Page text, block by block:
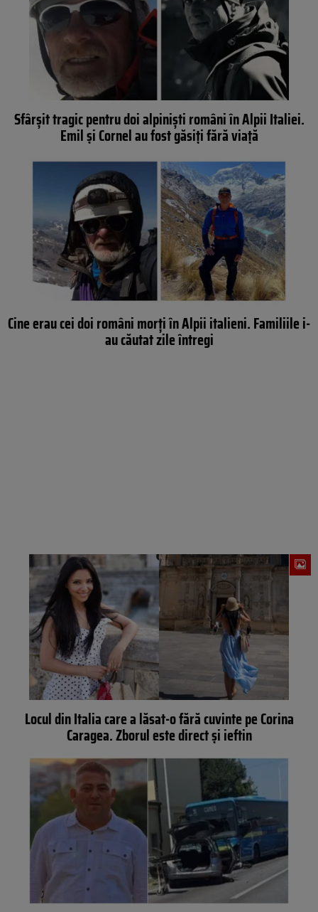
Sfârșit tragic pentru doi alpiniști români în Alpii Italiei.
Emil și Cornel au fost găsiți fără viață
Cine erau cei doi români morți în Alpii italieni. Familiile i-
au căutat zile întregi
Locul din Italia care a lăsat-o fără cuvinte pe Corina
Caragea. Zborul este direct și ieftin